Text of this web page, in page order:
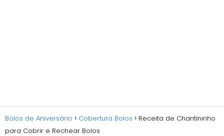
Bolos de Aniversário Cobertura Bolos
Receita de Chantininho
para Cobrir e Rechear Bolos